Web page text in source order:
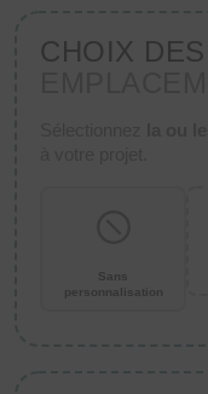
CHOIX DES
Sans
personnalisation